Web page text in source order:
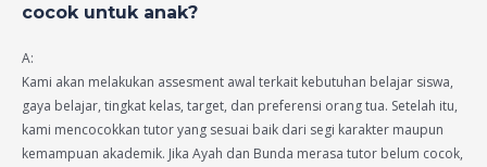
cocok untuk anak?
A:
Kami akan melakukan assesment awal terkait kebutuhan belajar siswa,
gaya belajar, tingkat kelas, target, dan preferensi orang tua. Setelah itu,
kami mencocokkan tutor yang sesuai baik dari segi karakter maupun
kemampuan akademik. Jika Ayah dan Bunda merasa tutor belum cocok,